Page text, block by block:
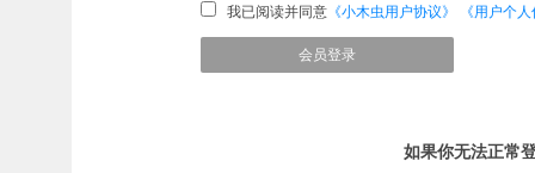
我已阅读并同意《小木虫用户协议》 《用户个
如果你无法正常